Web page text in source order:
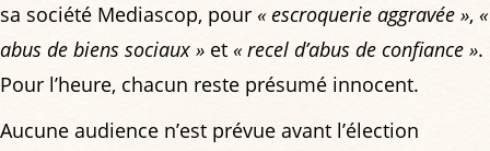
sa société Mediascop, pour « escroquerie aggravée », «
abus de biens sociaux » et « recel d’abus de confiance ».
Pour l’heure, chacun reste présumé innocent.
Aucune audience n’est prévue avant l’élection